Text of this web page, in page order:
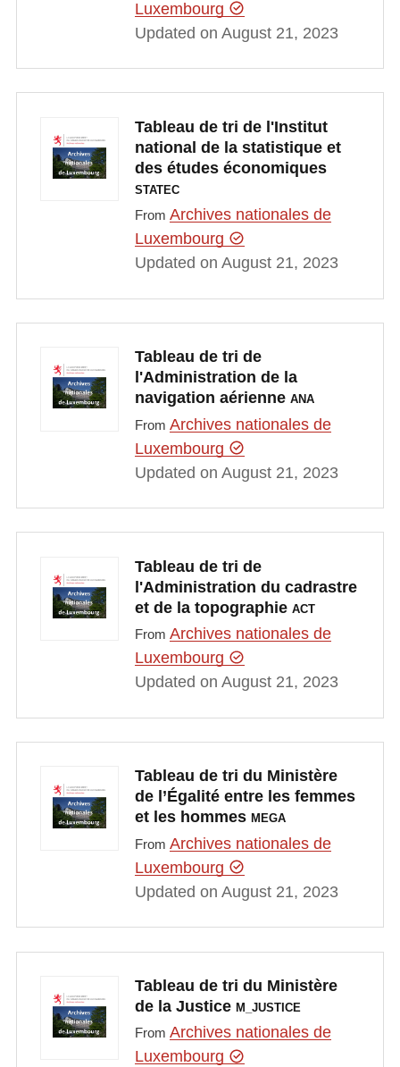
Luxembourg
Updated on August 21, 2023
Tableau de tri de l'Institut
national de la statistique et
des études économiques
STATEC
From Archives nationales de
Luxembourg
Updated on August 21, 2023
Tableau de tri de
l'Administration de la
navigation aérienne ANA
From Archives nationales de
Luxembourg
Updated on August 21, 2023
Tableau de tri de
l'Administration du cadrastre
et de la topographie ACT
From Archives nationales de
Luxembourg
Updated on August 21, 2023
Tableau de tri du Ministère
de l’Égalité entre les femmes
et les hommes MEGA
From Archives nationales de
Luxembourg
Updated on August 21, 2023
Tableau de tri du Ministère
de la Justice M_JUSTICE
From Archives nationales de
Luxembourg